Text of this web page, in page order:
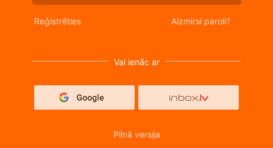
Reģistrēties Aizmirsi paroli?
Vai ienāc ar
Pilnā versija